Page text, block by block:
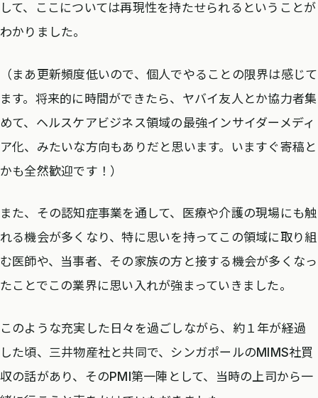
して、ここについては再現性を持たせられるということが
わかりました。
（まあ更新頻度低いので、個人でやることの限界は感じて
ます。将来的に時間ができたら、ヤバイ友人とか協力者集
めて、ヘルスケアビジネス領域の最強インサイダーメディ
ア化、みたいな方向もありだと思います。いますぐ寄稿と
かも全然歓迎です！）
また、その認知症事業を通して、医療や介護の現場にも触
れる機会が多くなり、特に思いを持ってこの領域に取り組
む医師や、当事者、その家族の方と接する機会が多くなっ
たことでこの業界に思い入れが強まっていきました。
このような充実した日々を過ごしながら、約１年が経過
した頃、三井物産社と共同で、シンガポールのMIMS社買
収の話があり、そのPMI第一陣として、当時の上司から一